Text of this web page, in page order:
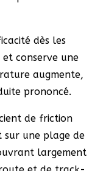
dès les
conserve une
augmente,
prononcé.
de friction
une plage de
largement